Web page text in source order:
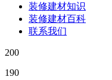
装修建材知识
装修建材百科
联系我们
200
190